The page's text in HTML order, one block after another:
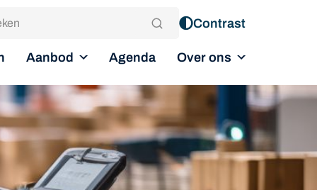
Contrast
Aanbod Agenda Over ons